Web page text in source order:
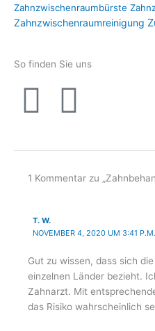
Zahnzwischenraumbürste
Zahnzwischenraumreinigung
So finden Sie uns
I
s
a
g
r
F
c
b
o
o
1 Kommentar zu
T. W.
NOVEMBER 4, 2020 UM 3:41
Gut zu wissen, dass sich
einzelnen Länder bezieht.
Zahnarzt. Mit
das Risiko wahrscheinlich